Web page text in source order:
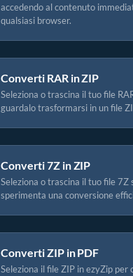
accedendo al contenuto
qualsiasi browser.
Converti RAR in ZIP
Seleziona o trascina il tuo file
guardalo trasformarsi in un file
Converti 7Z in ZIP
Seleziona o trascina il tuo file 7Z
sperimenta una conversione
Converti ZIP in PDF
Seleziona il file ZIP in ezyZip per